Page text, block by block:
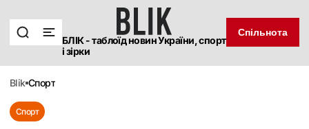
БЛІК - таблоїд новин України, спорт
і зірки
Спільнота
blik спорт
Спорт